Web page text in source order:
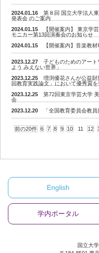
2024.01.16
第８回 国立大学法人
発表会 のご案内
2024.01.15
【開催案内】 東京学
モニカー第13回演奏会のお知らせ
2024.01.15
【開催案内】音楽教
2023.12.27
子どものためのアー
よう みえない世界」
2023.12.25
増渕優花さんが公益
回教育実践論文」において優秀賞
2023.12.25
第72回東京学芸大学
会
2023.12.20
「全国教育委員会教
前の20件 6 7 8 9 10 11 12
国立大
English
学内ポータル